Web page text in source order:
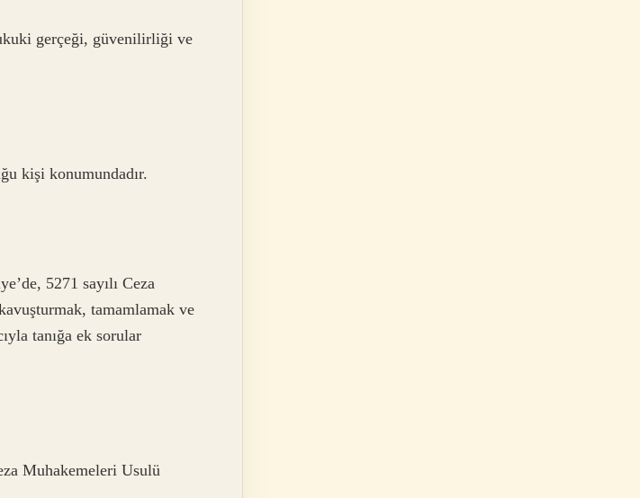
gerçeği, güvenilirliği ve
kişi konumundadır.
5271 sayılı Ceza
tamamlamak ve
tanığa ek sorular
Muhakemeleri Usulü